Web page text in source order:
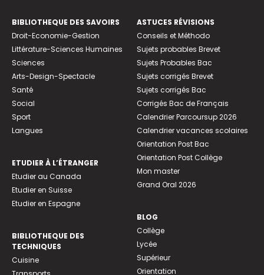
BIBLIOTHEQUE DES SAVOIRS
Droit-Economie-Gestion
Littérature-Sciences Humaines
Sciences
Arts-Design-Spectacle
Santé
Social
Sport
Langues
ETUDIER À L’ÉTRANGER
Etudier au Canada
Etudier en Suisse
Etudier en Espagne
BIBLIOTHEQUE DES
TECHNIQUES
Cuisine
ASTUCES RÉVISIONS
Conseils et Méthodo
Sujets probables Brevet
Sujets Probables Bac
Sujets corrigés Brevet
Sujets corrigés Bac
Corrigés Bac de Français
Calendrier Parcoursup 2026
Calendrier vacances scolaires
Orientation Post Bac
Orientation Post Collège
Mon master
Grand Oral 2026
BLOG
Collège
Lycée
Supérieur
Orientation